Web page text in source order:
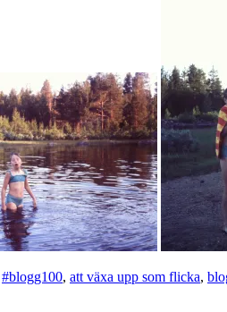
#blogg100, att växa upp som flicka,